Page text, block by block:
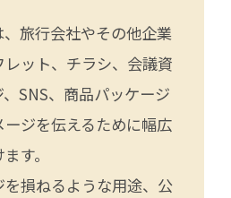
旅行会社やその他企業
ット、チラシ、会議資
SNS、商品パッケージ
ジを伝えるために幅広
す。
損ねるような用途、公